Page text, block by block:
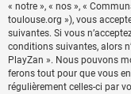
« notre », « nos », «
toulouse.org »), vous
suivantes. Si vous
conditions suivantes, alors
PlayZan ». Nous pouvons
ferons tout pour que vous
régulièrement celles-ci par